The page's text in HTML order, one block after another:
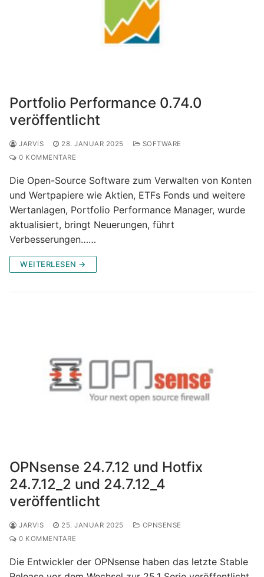
Portfolio Performance 0.74.0
veröffentlicht
JARVIS 28. JANUAR 2025
SOFTWARE
0 KOMMENTARE
Die Open-Source Software zum Verwalten von Konten
und Wertpapiere wie Aktien, ETFs Fonds und weitere
Wertanlagen, Portfolio Performance Manager, wurde
aktualisiert, bringt Neuerungen, führt
Verbesserungen……
WEITERLESEN →
OPNsense 24.7.12 und Hotfix
24.7.12_2 und 24.7.12_4
veröffentlicht
JARVIS 25. JANUAR 2025
OPNSENSE
0 KOMMENTARE
Die Entwickler der OPNsense haben das letzte Stable